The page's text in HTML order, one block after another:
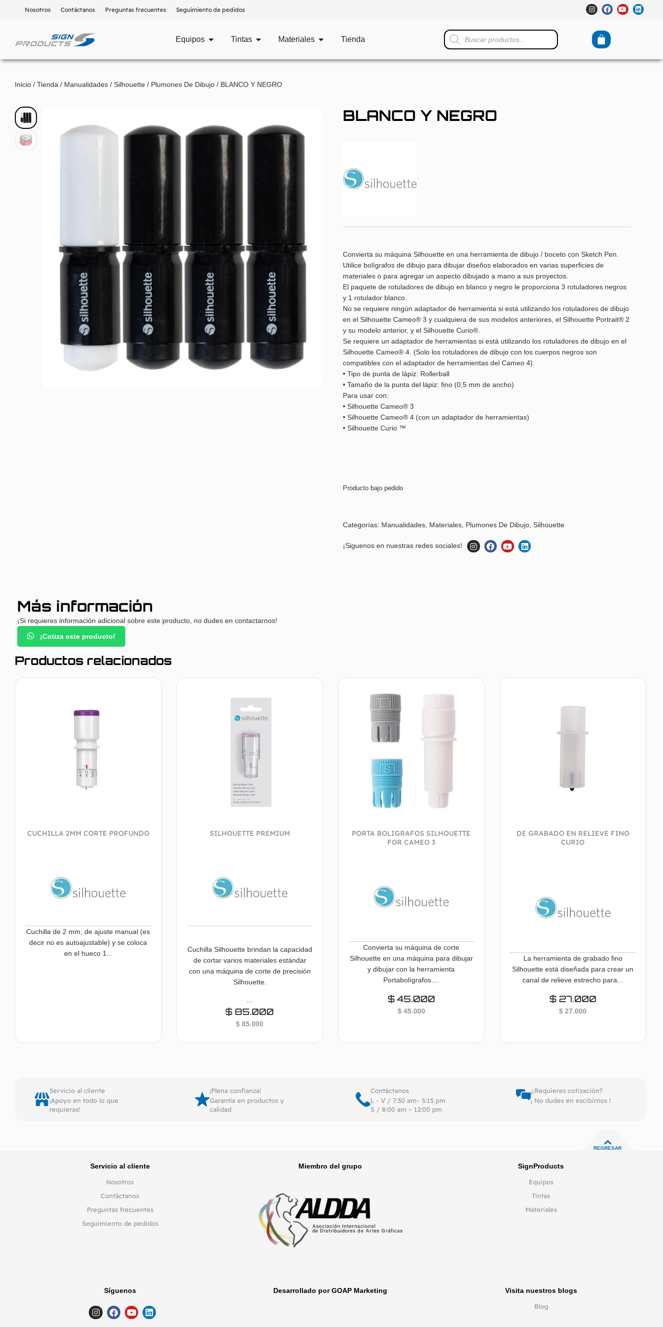
Nosotros Contáctanos Preguntas frecuentes Seguimiento de pedidos
Equipos Tintas Materiales Tienda
Inicio / Tienda / Manualidades / Silhouette / Plumones De Dibujo / BLANCO Y NEGRO
BLANCO Y NEGRO
Convierta su máquina Silhouette en una herramienta de dibujo / boceto con Sketch Pen.
Utilice bolígrafos de dibujo para dibujar diseños elaborados en varias superficies de
materiales o para agregar un aspecto dibujado a mano a sus proyectos.
El paquete de rotuladores de dibujo en blanco y negro le proporciona 3 rotuladores negros
y 1 rotulador blanco.
No se requiere ningún adaptador de herramienta si está utilizando los rotuladores de dibujo
en el Silhouette Cameo® 3 y cualquiera de sus modelos anteriores, el Silhouette Portrait® 2
y su modelo anterior, y el Silhouette Curio®.
Se requiere un adaptador de herramientas si está utilizando los rotuladores de dibujo en el
Silhouette Cameo® 4. (Solo los rotuladores de dibujo con los cuerpos negros son
compatibles con el adaptador de herramientas del Cameo 4).
• Tipo de punta de lápiz: Rollerball
• Tamaño de la punta del lápiz: fino (0,5 mm de ancho)
Para usar con:
• Silhouette Cameo® 3
• Silhouette Cameo® 4 (con un adaptador de herramientas)
• Silhouette Curio ™
Producto bajo pedido
Categorías: Manualidades Materiales Plumones De Dibujo ,Silhouette
¡Siguenos en nuestras redes sociales!
Más información
¡Si requieres información adicional sobre este producto, no dudes en contactarnos!
¡Cotiza este producto!
Productos relacionados
CUCHILLA 2MM CORTE PROFUNDO
Cuchilla de 2 mm, de ajuste manual (es
decir no es autoajustable) y se coloca
en el hueco 1...
SILHOUETTE PREMIUM
Cuchilla Silhouette brindan la capacidad
de cortar varios materiales estándar
con una máquina de corte de precisión
Silhouette.
$ 85.000
$ 85.000
PORTA BOLIGRAFOS SILHOUETTE
FOR CAMEO 3
Convierta su máquina de corte
Silhouette en una máquina para dibujar
y dibujar con la herramienta
Portabolígrafos....
$45.000
$45.000
DE GRABADO EN RELIEVE FINO
CURIO
La herramienta de grabado fino
Silhouette está diseñada para crear un
canal de relieve estrecho para...
$27.000
$ 27.000
Servicio al cliente
¡Apoyo en todo lo que
requieras!
¡Plena confianza!
Garantía en productos y
calidad
Contáctanos
L - V / 7:30 am– 5:15 pm
S / 8:00 am – 12:00 pm
¿Requieres cotización?
¡ No dudes en escibirnos !
REGRESAR
Servicio al cliente
Nosotros
Contáctanos
Preguntas frecuentes
Seguimiento de pedidos
Miembro del grupo
SignProducts
Equipos
Tintas
Materiales
Síguenos Desarrollado por GOAP Marketing
Visita nuestros blogs
Blog